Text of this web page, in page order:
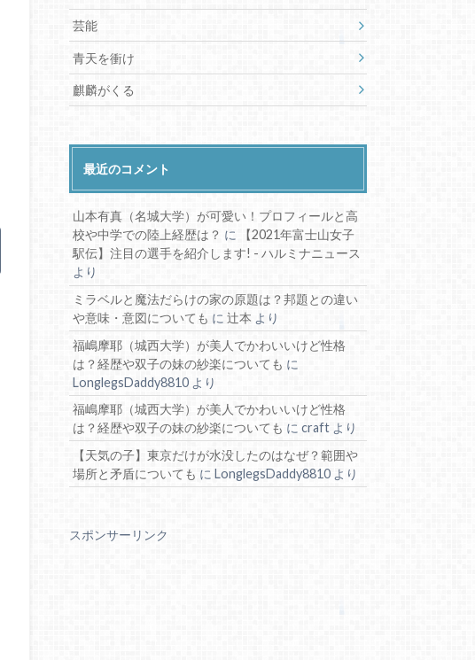
芸能
青天を衝け
麒麟がくる
最近のコメント
山本有真（名城大学）が可愛い！プロフィールと高
校や中学での陸上経歴は？ に
【2021年富士山女子
駅伝】注目の選手を紹介します! - ハルミナニュース
より
ミラベルと魔法だらけの家の原題は？邦題との違い
や意味・意図についても に辻本 より
福嶋摩耶（城西大学）が美人でかわいいけど性格
は？経歴や双子の妹の紗楽についても に
LonglegsDaddy8810 より
福嶋摩耶（城西大学）が美人でかわいいけど性格
は？経歴や双子の妹の紗楽についても にcraft より
【天気の子】東京だけが水没したのはなぜ？範囲や
場所と矛盾についても にLonglegsDaddy8810 より
スポンサーリンク